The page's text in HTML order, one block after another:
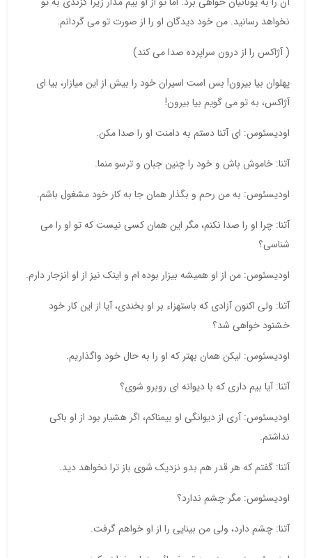
نخواهد رسانید. من خود دیدگان او را از صورت تو می گردانم.
( آژاکس را از درون سراپرده صدا می کند)
پهلوان بیا بیرون! بس است اسیران خود را بیش از این میازار، بیا ای
آژاکس، به تو می گویم بیا بیرون!
اودیسئوس: ای آتنا دستم به دامنت او را صدا مکن.
آتنا: خاموش باش و خود را چنین جبان و ترسو منما.
اودیسئوس: به من رحم و بگذار همان جا به کار خود مشغول باشم.
آتنا: چرا او را صدا نکنم، مگر این همان کسی نیست که تو او را می
شناسی؟
اودیسئوس: من از او همیشه بیزار بوده ام و اینک نیز از او انزجار دارم.
آتنا: ولی اکنون آزادی که باستهزاء بر او بخندی، آیا از این کار خود
خشنود خواهی شد؟
اودیسئوس: لیکن همان بهتر که او را به حال خود واگذاریم.
آتنا: آیا بیم داری که با دیوانه ای روبرو شوی؟
اودیسئوس: آری از دیوانگی او بیمناکم، اگر هشیار بود از او باکی
نداشتم.
آتنا: گفتم که هر قدر هم بدو نزدیک شوی باز ترا نخواهد دید.
اودیسئوس: مگر چشم ندارد؟
آتنا: چشم دارد، ولی من بینایی را از او خواهم گرفت.